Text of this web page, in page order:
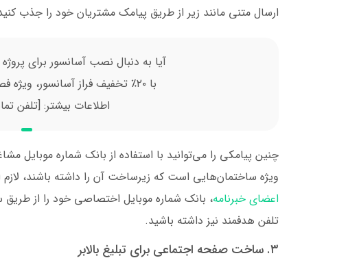
ارسال متنی مانند زیر از طریق پیامک مشتریان خود را جذب
آیا به دنبال نصب آسانسور برای
با ۲۰٪ تخفیف فراز آسانسور، ویژه فصل تابستان شروع کنید!
اطلاعات بیشتر: [تلفن
چنین پیامکی را می‌توانید با استفاده از بانک شماره موبایل
ویژه ساختمان‌هایی است که زیرساخت آن را داشته باشند، لازم
اعضای خبرنامه، بانک شماره موبایل اختصاصی خود را از
تلفن هدفمند نیز داشته باشید.
۳. ساخت صفحه اجتماعی برای تبلیغ بالابر